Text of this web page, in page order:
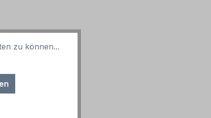
zu können...